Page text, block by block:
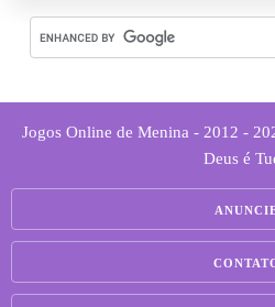
Jogos Online de Menina - 2012 -
Deus é